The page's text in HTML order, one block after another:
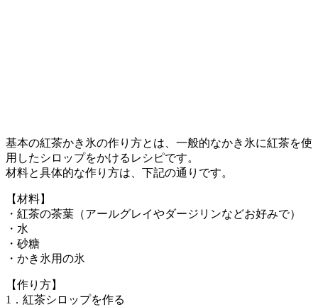
基本の紅茶かき氷の作り方とは、一般的なかき氷に紅茶を使
用したシロップをかけるレシピです。
材料と具体的な作り方は、下記の通りです。
【材料】
・紅茶の茶葉（アールグレイやダージリンなどお好みで）
・水
・砂糖
・かき氷用の氷
【作り方】
1．紅茶シロップを作る